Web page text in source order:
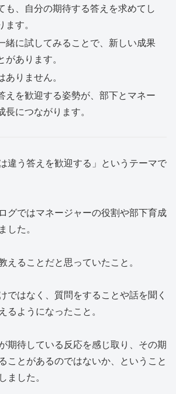
も、自分の期待する答えを求めてし
す。
緒に試してみることで、新しい成果
あります。
りません。
えを歓迎する姿勢が、部下とマネー
長につながります。
違う答えを歓迎する」というテーマで
グではマネージャーの役割や部下育成
した。
えることだと思っていたこと。
ではなく、質問をすることや話を聞く
るようになったこと。
期待している反応を感じ取り、その期
ことがあるのではないか、ということ
ました。